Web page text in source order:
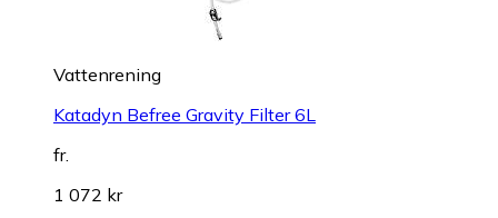
Vattenrening
Katadyn Befree Gravity Filter 6L
fr.
1 072 kr